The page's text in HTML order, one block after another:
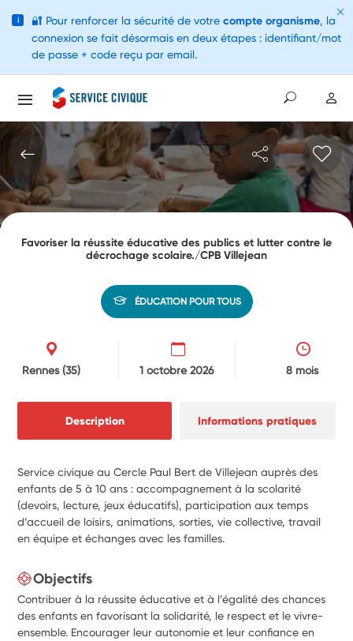
Favoriser la réussite éducative des publics et lutter contre le
décrochage scolaire./CPB Villejean
ÉDUCATION POUR TOUS
Rennes(35) 1 octobre 2026 8 mois
Description Informations pratiques
Service civique au Cercle Paul Bert de Villejean auprès des
enfants de 5 à 10 ans : accompagnement à la scolarité
(devoirs, lecture, jeux éducatifs), participation aux temps
d’accueil de loisirs, animations, sorties, vie collective, travail
en équipe et échanges avec les familles.
Objectifs
Contribuer à la réussite éducative et à l’égalité des chances
des enfants en favorisant la solidarité, le respect et le vivre-
ensemble. Encourager leur autonomie et leur confiance en
i 🔐 Pour renforcer la sécurité de votre compte organisme, la
connexion se fait désormais en deux étapes : identifiant/mot
de passe + code reçu par email.